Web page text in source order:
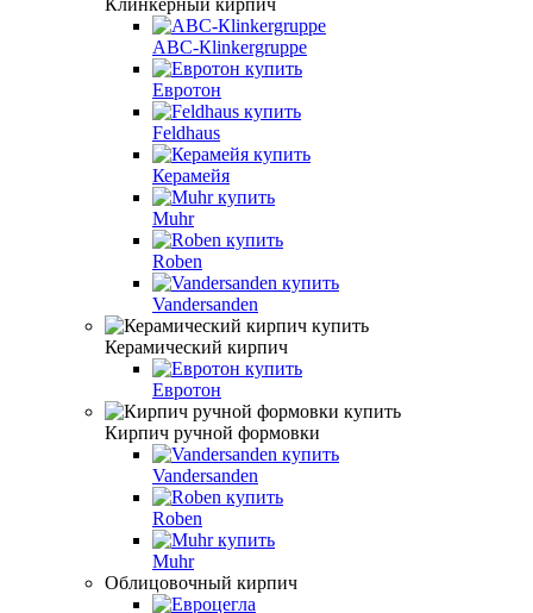
АВС-Кlinkergruppe
Евротон
Feldhaus
Керамейя
Muhr
Roben
Vandersanden
Керамический кирпич
Евротон
Кирпич ручной формовки
Vandersanden
Roben
Muhr
Облицовочный кирпич